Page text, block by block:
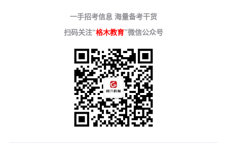
一手招考信息 海量备考干货
扫码关注“格木教育”微信公众号